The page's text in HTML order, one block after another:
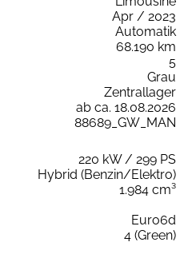
Apr / 2023
Automatik
68.190 km
5
Grau
Zentrallager
ab ca. 18.08.2026
88689_GW_MAN
220 kW / 299 PS
Hybrid (Benzin/Elektro)
1.984 cm³
Euro6d
4 (Green)